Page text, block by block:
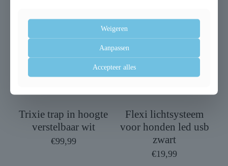
Trixie trap in hoogte
verstelbaar wit
€99,99
Flexi lichtsysteem
voor honden led usb
zwart
€19,99
Weigeren
Aanpassen
Accepteer alles